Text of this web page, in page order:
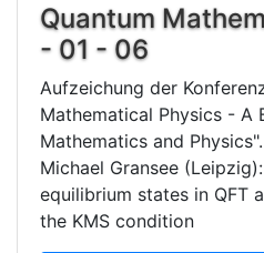
Quantum
- 01 - 06
Aufzeichung der
Mathematical Physics - A
Mathematics and
Michael Gransee
equilibrium states in QFT
the KMS condition